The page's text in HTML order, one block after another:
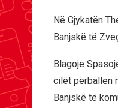
Në Gjykatën
Banjskë të
Blagoje
cilët përballen
Banjskë të